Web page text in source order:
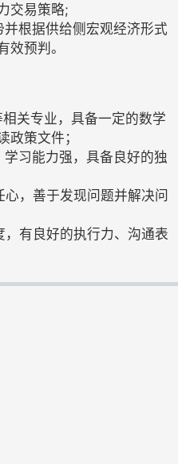
交易策略;
根据供给侧宏观经济形式
效预判。
关专业，具备一定的数学
政策文件；
习能力强，具备良好的独
，善于发现问题并解决问
有良好的执行力、沟通表